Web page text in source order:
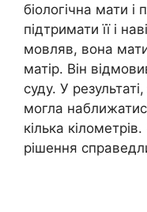
біологічна мати і
підтримати її і
мовляв, вона
матір. Він
суду. У
могла
кілька
рішення